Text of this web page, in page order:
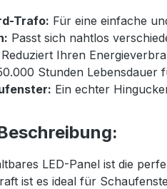
Trafo: Für eine einfache
Passt sich nahtlos
Reduziert Ihren
Stunden Lebensdauer
Ein echter
LED-Panel ist die
ist es ideal für